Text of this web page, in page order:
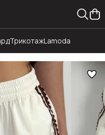
ТрикотажLamoda